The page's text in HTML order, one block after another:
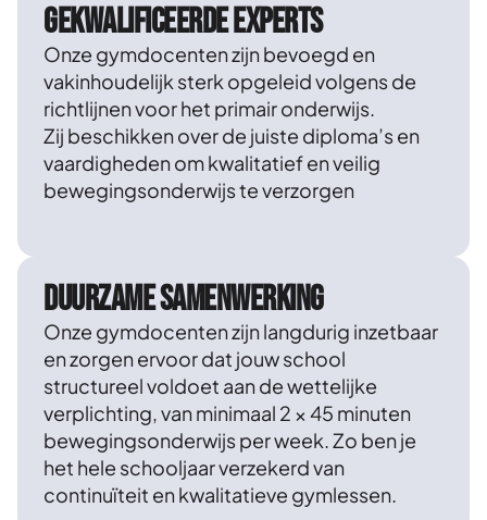
Gekwalificeerde experts
Onze gymdocenten zijn bevoegd en
vakinhoudelijk sterk opgeleid volgens de
richtlijnen voor het primair onderwijs.
Zij beschikken over de juiste diploma’s en
vaardigheden om kwalitatief en veilig
bewegingsonderwijs te verzorgen
Duurzame samenwerking
Onze gymdocenten zijn langdurig inzetbaar
en zorgen ervoor dat jouw school
structureel voldoet aan de wettelijke
verplichting, van minimaal 2 × 45 minuten
bewegingsonderwijs per week. Zo ben je
het hele schooljaar verzekerd van
continuïteit en kwalitatieve gymlessen.